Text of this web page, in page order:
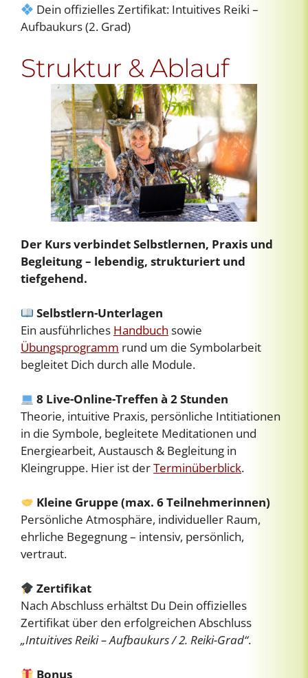
Dein offizielles Zertifikat: Intuitives Reiki –
Aufbaukurs (2. Grad)
Struktur & Ablauf
Der Kurs verbindet Selbstlernen, Praxis und
Begleitung – lebendig, strukturiert und
tiefgehend.
Selbstlern-Unterlagen
Ein ausführliches Handbuch sowie
Übungsprogramm rund um die Symbolarbeit
begleitet Dich durch alle Module.
8 Live-Online-Treffen à 2 Stunden
Theorie, intuitive Praxis, persönliche Intitiationen
in die Symbole, begleitete Meditationen und
Energiearbeit, Austausch & Begleitung in
Kleingruppe. Hier ist derTerminüberblick.
Kleine Gruppe (max. 6 Teilnehmerinnen)
Persönliche Atmosphäre, individueller Raum,
ehrliche Begegnung – intensiv, persönlich,
vertraut.
Zertifikat
Nach Abschluss erhältst Du Dein offizielles
Zertifikat über den erfolgreichen Abschluss
„Intuitives Reiki – Aufbaukurs / 2. Reiki-Grad“.
Bonus